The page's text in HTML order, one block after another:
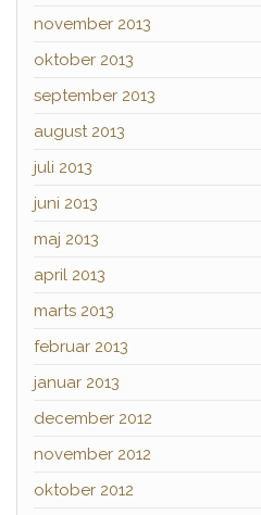
november 2013
oktober 2013
september 2013
august 2013
juli 2013
juni 2013
maj 2013
april 2013
marts 2013
februar 2013
januar 2013
december 2012
november 2012
oktober 2012